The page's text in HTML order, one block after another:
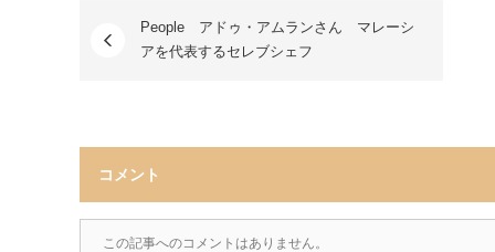
People アドゥ・アムランさん マレーシ
アを代表するセレブシェフ
コメント
この記事へのコメントはありません。